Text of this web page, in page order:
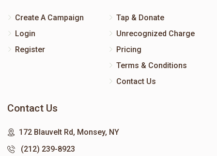
Create A Campaign
Login
Register
Tap & Donate
Unrecognized Charge
Pricing
Terms & Conditions
Contact Us
Contact Us
172 Blauvelt Rd, Monsey, NY
(212) 239-8923